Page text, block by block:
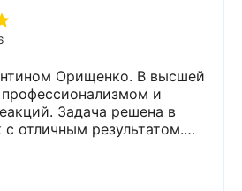
Остались
Экодар,
и друзьям,
фирму.
Орищенко. В высшей
и
Задача решена в
отличным результатом.